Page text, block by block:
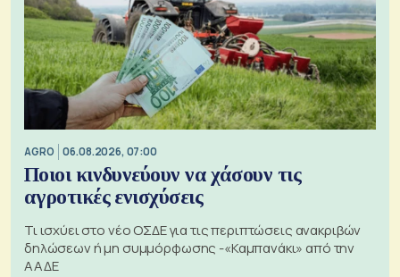
AGRO 06.08.2026, 07:00
Ποιοι κινδυνεύουν να χάσουν τις
αγροτικές ενισχύσεις
Τι ισχύει στο νέο ΟΣΔΕ για τις περιπτώσεις ανακριβών
δηλώσεων ή μη συμμόρφωσης -«Καμπανάκι» από την
ΑΑΔΕ